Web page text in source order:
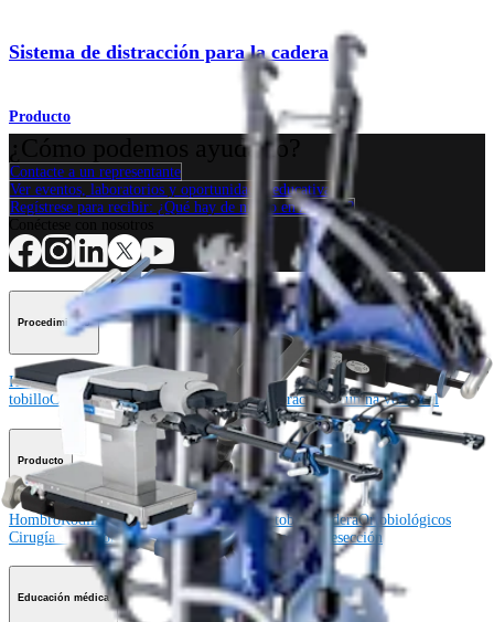
Sistema de distracción para la cadera
Producto
¿Cómo podemos ayudarlo?
Contacte a un representante
Ver eventos, laboratorios y oportunidades educativas
Regístrese para recibir: ¿Qué hay de nuevo en Arthrex?
Procedimiento
HombroRodillaCodoMano y muñeca
Pie y
tobilloCaderaOrtobiológicosCirugía cardiotorácicaColumna vertebral
Producto
HombroRodillaCodoMano y muñecaPie y tobilloCaderaOrtobiológicos
Cirugía cardiotorácicaColumna vertebral Imagen y resección
Educación médica